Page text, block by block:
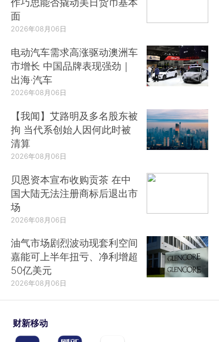
面
2026年08月06日
电动汽车需求高涨驱动澳洲车
市增长 中国品牌表现强劲｜
出海·汽车
2026年08月06日
【我闻】艾路明及多名股东被
拘 当代系创始人因何此时被
清算
2026年08月06日
贝恩资本宣布收购贡茶 在中
国大陆无法注册商标后退出市
场
2026年08月06日
油气市场剧烈波动现套利空间
嘉能可上半年扭亏、净利增超
50亿美元
2026年08月06日
财新移动